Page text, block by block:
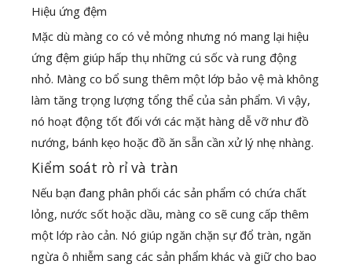
Hiệu ứng đệm
Mặc dù màng co có vẻ mỏng nhưng nó mang lại hiệu
ứng đệm giúp hấp thụ những cú sốc và rung động
nhỏ. Màng co bổ sung thêm một lớp bảo vệ mà không
làm tăng trọng lượng tổng thể của sản phẩm. Vì vậy,
nó hoạt động tốt đối với các mặt hàng dễ vỡ như đồ
nướng, bánh kẹo hoặc đồ ăn sẵn cần xử lý nhẹ nhàng.
Kiểm soát rò rỉ và tràn
Nếu bạn đang phân phối các sản phẩm có chứa chất
lỏng, nước sốt hoặc dầu, màng co sẽ cung cấp thêm
một lớp rào cản. Nó giúp ngăn chặn sự đổ tràn, ngăn
ngừa ô nhiễm sang các sản phẩm khác và giữ cho bao